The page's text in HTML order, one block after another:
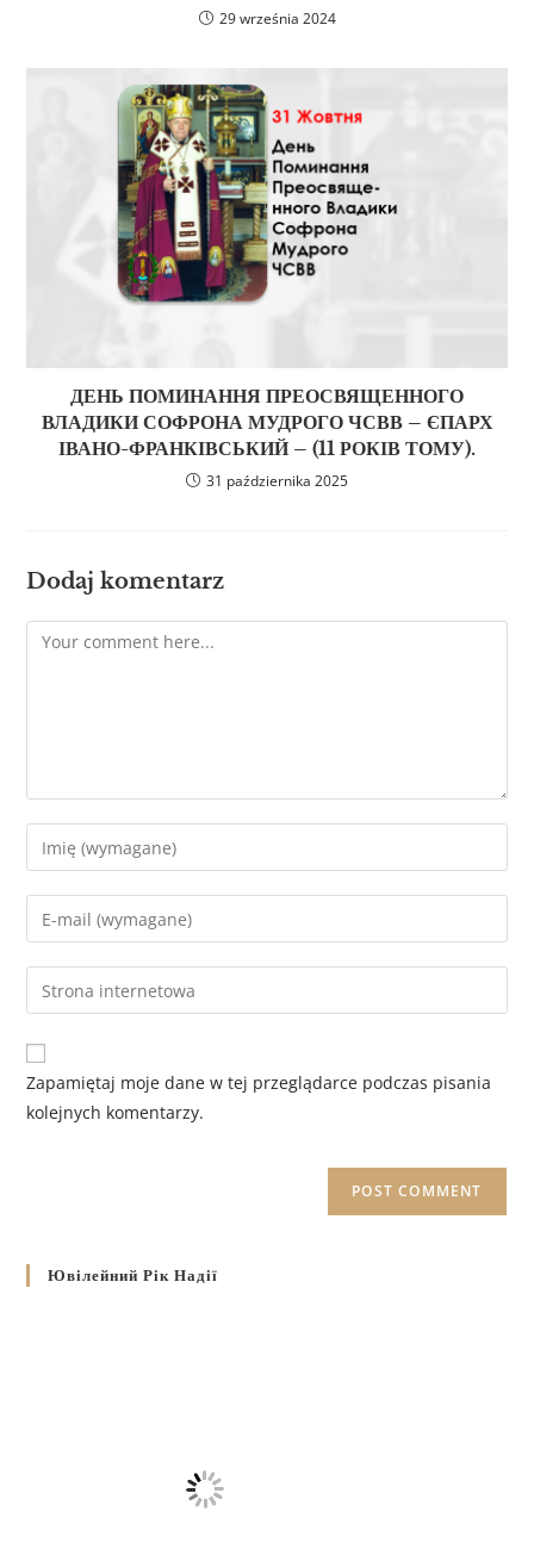
29 września 2024
ДЕНЬ ПОМИНАННЯ ПРЕОСВЯЩЕННОГО
ВЛАДИКИ СОФРОНА МУДРОГО ЧСВВ – ЄПАРХ
ІВАНО-ФРАНКІВСЬКИЙ – (11 РОКІВ ТОМУ).
31 października 2025
Dodaj komentarz
Zapamiętaj moje dane w tej przeglądarce podczas pisania
kolejnych komentarzy.
Ювілейний Рік Надії